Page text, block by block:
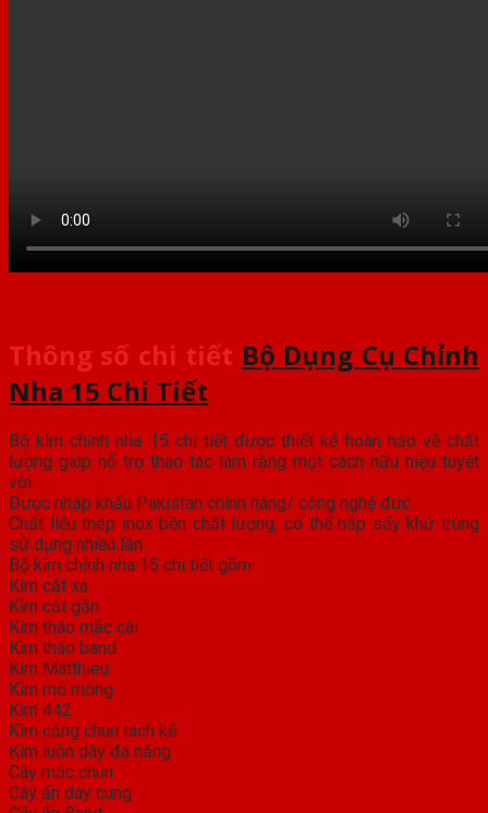
Thông số chi tiết Bộ Dụng Cụ Chỉnh
Nha 15 Chi Tiết
Bộ kìm chỉnh nha 15 chi tiết được thiết kế hoàn hảo về chất
lượng giúp hỗ trợ thao tác làm răng một cách hữu hiệu tuyệt
vời.
Được nhập khẩu Pakistan chính hãng/ công nghệ đức
Chất liệu thép inox bền chất lượng, có thể hấp sấy khử trùng
sử dụng nhiều lần.
Bộ kìm chỉnh nha 15 chi tiết gồm:
Kìm cắt xa
Kìm cắt gần
Kìm tháo mắc cài
Kìm tháo band
Kìm Matthieu
Kìm mỏ mỏng
Kìm 442
Kìm căng chun tách kẽ
Kìm luồn dây đa năng
Cây mắc chun
Cây ấn dây cung